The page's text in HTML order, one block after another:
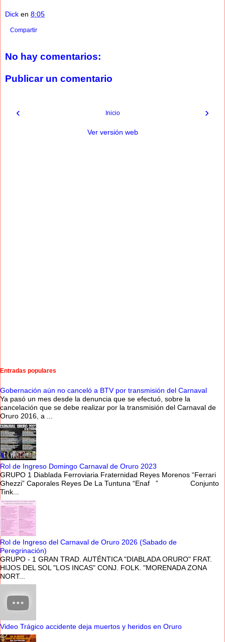
Dick en 8:05
Compartir
No hay comentarios:
Publicar un comentario
‹ ›
Inicio
Ver versión web
Entradas populares
Gobernación aún no canceló a BTV por transmisión del Carnaval
Ya pasó un mes desde la denuncia que se efectuó, sobre la
cancelación que se debe realizar por la transmisión del Carnaval de
Oruro 2016, a ...
Rol de Ingreso Domingo Carnaval de Oruro 2023
GRUPO 1 Diablada Ferroviaria Fraternidad Reyes Morenos “Ferrari
Ghezzi” Caporales Reyes De La Tuntuna “Enaf ” Conjunto
Tink...
Rol de Ingreso del Carnaval de Oruro 2026 (Sabado de
Peregrinación)
GRUPO - 1 GRAN TRAD. AUTÉNTICA "DIABLADA ORURO" FRAT.
HIJOS DEL SOL "LOS INCAS" CONJ. FOLK. "MORENADA ZONA
NORT...
Video Trágico accidente deja muertos y heridos en Oruro